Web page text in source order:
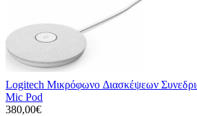
Logitech Μικρόφωνo Διασκέψεων
Mic Pod
380,00€